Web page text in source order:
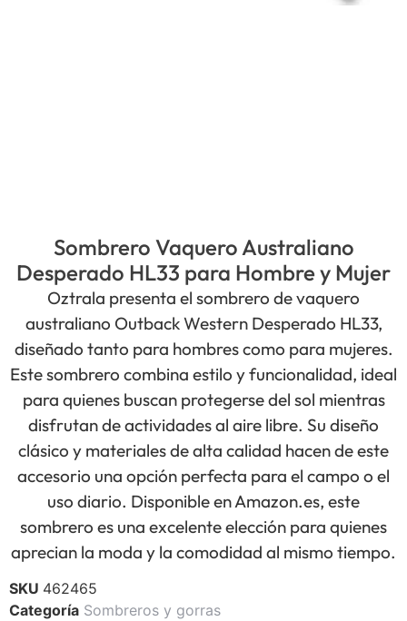
Sombrero Vaquero Australiano
Desperado HL33 para Hombre y Mujer
Oztrala presenta el sombrero de vaquero
australiano Outback Western Desperado HL33,
diseñado tanto para hombres como para mujeres.
Este sombrero combina estilo y funcionalidad, ideal
para quienes buscan protegerse del sol mientras
disfrutan de actividades al aire libre. Su diseño
clásico y materiales de alta calidad hacen de este
accesorio una opción perfecta para el campo o el
uso diario. Disponible en Amazon.es, este
sombrero es una excelente elección para quienes
aprecian la moda y la comodidad al mismo tiempo.
SKU 462465
Categoría Sombreros y gorras